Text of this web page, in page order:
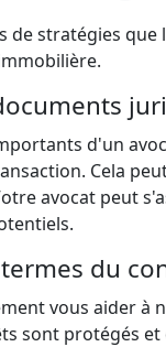
de stratégies
d'un
Cela
avocat peut
du
vous aider à
sont protégés